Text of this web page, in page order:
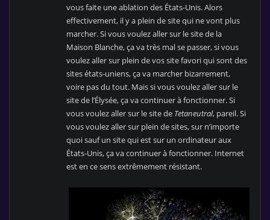
vous faite une ablation des États-Unis. Alors
effectivement, il y a plein de site qui ne vont plus
marcher. Si vous voulez aller sur le site de la
Maison Blanche, ça va très mal se passer, si vous
voulez aller sur plein de vos site favori qui sont des
sites états-uniens, ça va marcher bizarrement,
voire pas du tout. Mais si vous voulez aller sur le
site de l’Élysée, ça va continuer à fonctionner. Si
vous voulez aller sur le site de Tetaneutral, pareil. Si
vous voulez aller sur plein de sites, sur n’importe
quoi sauf un site qui est sur un ordinateur aux
États-Unis, ça va continuer à fonctionner. Internet
est en ce sens extrêmement résistant.